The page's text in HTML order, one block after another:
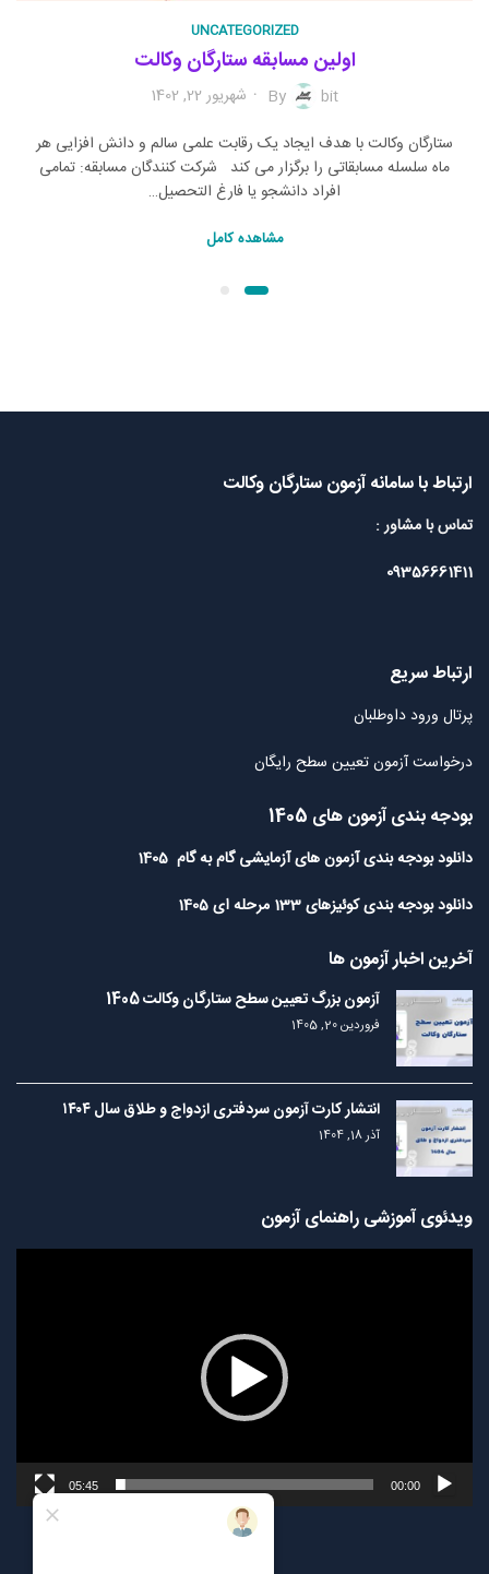
UNCATEGORIZED
اولین مسابقه ستارگان وکالت
By bit
شهریور 22, 1402
ستارگان وکالت با هدف ایجاد یک رقابت علمی سالم و دانش افزایی هر
ماه سلسله مسابقاتی را برگزار می کند شرکت کنندگان مسابقه: تمامی
افراد دانشجو یا فارغ‌ التحصیل…
مشاهده کامل
ارتباط با سامانه آزمون ستارگان وکالت
تماس با مشاور :
09356661411
ارتباط سریع
پرتال ورود داوطلبان
درخواست آزمون تعیین سطح رایگان
بودجه بندی آزمون های 1405
دانلود بودجه بندی آزمون های آزمایشی گام به گام 1405
دانلود بودجه بندی کوئیزهای 133 مرحله ای 1405
آخرین اخبار آزمون ها
آزمون بزرگ تعیین سطح ستارگان وکالت 1405
فروردین 20, 1405
انتشار کارت آزمون سردفتری ازدواج و طلاق سال ۱۴۰۴
آذر 18, 1404
ویدئوی آموزشی راهنمای آزمون
00:00
05:45